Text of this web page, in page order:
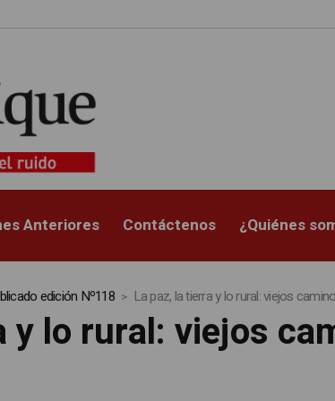
La
Anteriores Contáctenos ¿Quiénes
edición Nº118 La paz, la tierra y lo rural: viejos
y lo rural: viejos